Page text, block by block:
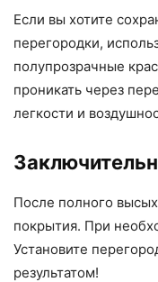
Если вы хотите
перегородки,
полупрозрачные
проникать через
легкости и
После полного
покрытия. При
Установите
результатом!